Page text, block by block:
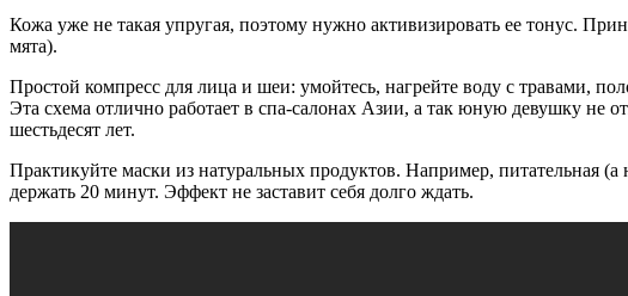
Кожа уже не такая упругая, поэтому нужно активизировать ее тонус.
мята).
Простой компресс для лица и шеи: умойтесь, нагрейте воду с травами,
Эта схема отлично работает в спа-салонах Азии, а так юную девушку не
шестьдесят лет.
Практикуйте маски из натуральных продуктов. Например, питательная
держать 20 минут. Эффект не заставит себя долго ждать.